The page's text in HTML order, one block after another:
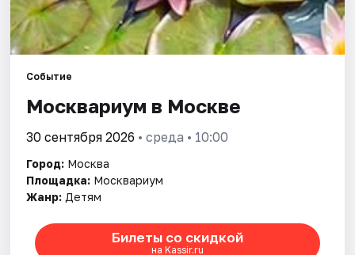
Событие
Москвариум в Москве
30 сентября 2026 • среда • 10:00
Город: Москва
Площадка: Москвариум
Жанр: Детям
Билеты со скидкой
на Kassir.ru